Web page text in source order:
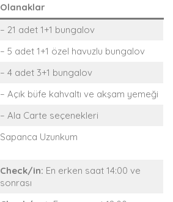
Olanaklar
– 21 adet 1+1 bungalov
– 5 adet 1+1 özel havuzlu bungalov
– 4 adet 3+1 bungalov
– Açık büfe kahvaltı ve akşam yemeği
– Ala Carte seçenekleri
Sapanca Uzunkum
Check/in: En erken saat 14:00 ve
sonrası